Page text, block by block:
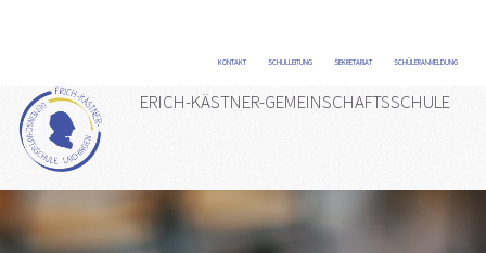
KONTAKT SCHULLEITUNG SEKRETARIAT SCHÜLERANMELDUNG
ERICH-KÄSTNER-GEMEINSCHAFTSSCHULE